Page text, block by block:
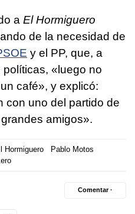
a El Hormiguero
de la necesidad de
y el PP, que, a
«luego no
café», y explicó:
con uno del partido de
amigos».
Hormiguero
Pablo Motos
Comentar ·